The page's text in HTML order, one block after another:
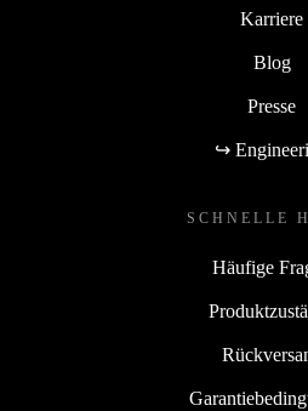
Karriere
Blog
Presse
↪
SCHNELLE
Häufige